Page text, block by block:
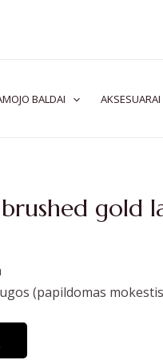
BALDAI AKSESUARAI
gold
(papildomas